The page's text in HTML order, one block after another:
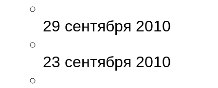
29 сентября 2010
23 сентября 2010